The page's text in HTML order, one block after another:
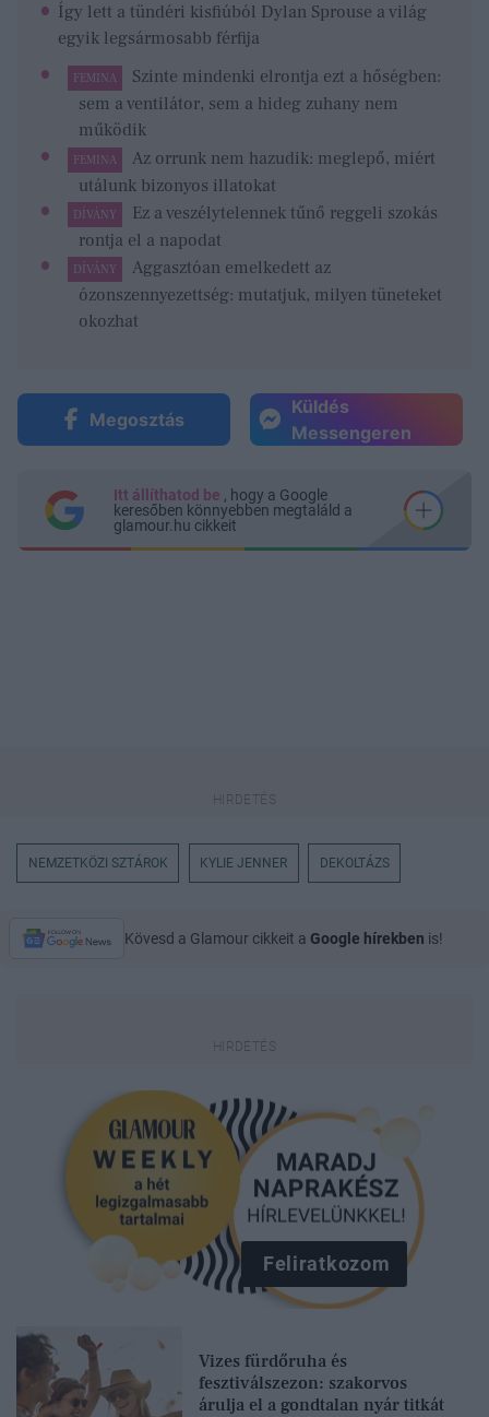
Így lett a tündéri kisfiúból Dylan Sprouse a világ
egyik legsármosabb férfija
FEMINA
Szinte mindenki elrontja ezt a hőségben:
sem a ventilátor, sem a hideg zuhany nem
működik
FEMINA
Az orrunk nem hazudik: meglepő, miért
utálunk bizonyos illatokat
DÍVÁNY
Ez a veszélytelennek tűnő reggeli szokás
rontja el a napodat
DÍVÁNY
Aggasztóan emelkedett az
ózonszennyezettség: mutatjuk, milyen tüneteket
okozhat
Megosztás
Küldés
Messengeren
Itt állíthatod be , hogy a Google
keresőben könnyebben megtaláld a
glamour.hu cikkeit
NEMZETKÖZI SZTÁROK KYLIE JENNER DEKOLTÁZS
Kövesd a Glamour cikkeit a Google hírekben is!
Feliratkozom
Vizes fürdőruha és
fesztiválszezon: szakorvos
árulja el a gondtalan nyár titkát